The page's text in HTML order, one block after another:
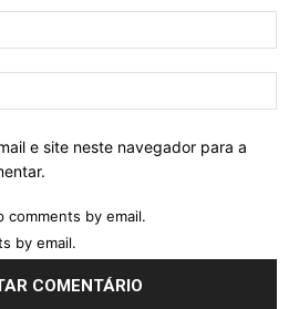
e site neste navegador para a
by email.
by email.